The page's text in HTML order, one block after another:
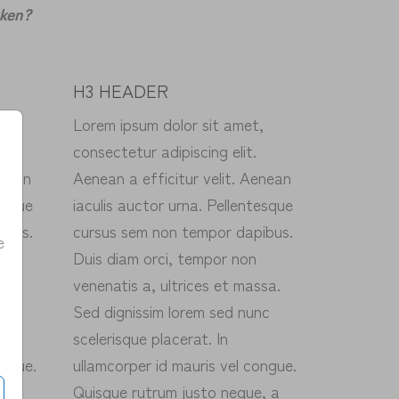
H3 HEADER
Lorem ipsum dolor sit amet,
consectetur adipiscing elit.
Aenean a efficitur velit. Aenean
iaculis auctor urna. Pellentesque
cursus sem non tempor dapibus.
Duis diam orci, tempor non
venenatis a, ultrices et massa.
Sed dignissim lorem sed nunc
scelerisque placerat. In
ullamcorper id mauris vel congue.
Quisque rutrum justo neque, a